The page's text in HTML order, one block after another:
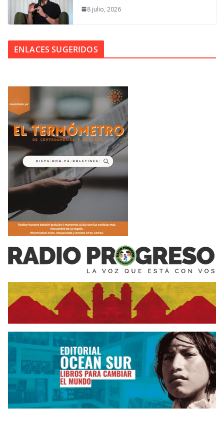
8 julio, 2026
ENLACES SUGERIDOS